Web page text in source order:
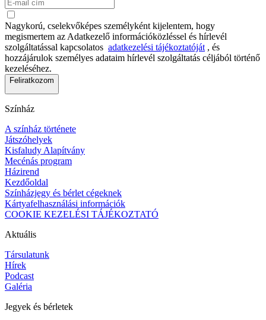
Nagykorú, cselekvőképes személyként kijelentem, hogy
megismertem az Adatkezelő információközléssel és hírlevél
szolgáltatással kapcsolatos adatkezelési tájékoztatóját , és
hozzájárulok személyes adataim hírlevél szolgáltatás céljából történő
kezeléséhez.
Feliratkozom
Színház
A színház története
Játszóhelyek
Kisfaludy Alapítvány
Mecénás program
Házirend
Kezdőoldal
Színházjegy és bérlet cégeknek
Kártyafelhasználási információk
COOKIE KEZELÉSI TÁJÉKOZTATÓ
Aktuális
Társulatunk
Hírek
Podcast
Galéria
Jegyek és bérletek